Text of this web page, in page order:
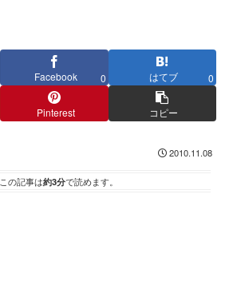
Facebook 0 はてブ 0
Pinterest コピー
2010.11.08
この記事は約3分で読めます。